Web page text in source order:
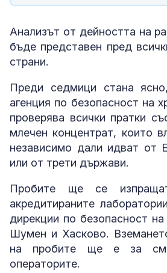
Анализът от дейността на
бъде представен пред
страни.
Преди седмици стана
агенция по безопасност на
проверява всички пратки
млечен концентрат, които
независимо дали идват от
или от трети държави.
Пробите ще се
акредитираните
дирекции по безопасност
Шумен и Хасково.
на пробите ще е за
операторите.